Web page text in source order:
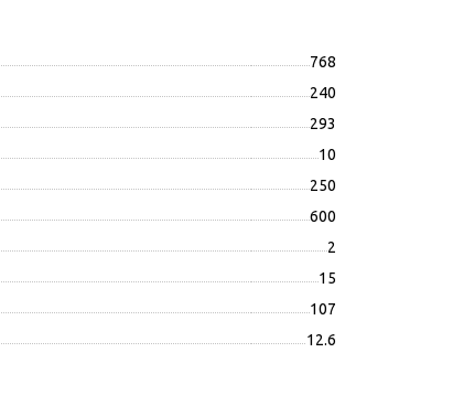
768
240
293
10
250
600
2
15
107
12.6